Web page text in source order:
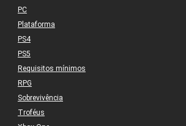
PC
Plataforma
PS4
PS5
Requisitos mínimos
RPG
Sobrevivência
Troféus